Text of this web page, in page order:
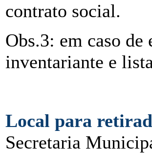
contrato social.
Obs.3: em caso de
inventariante e
Local para
Secretaria